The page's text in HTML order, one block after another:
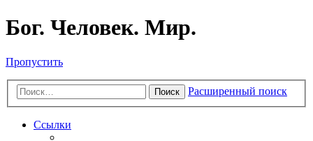
Бог. Человек. Мир.
Пропустить
Поиск Расширенный поиск
Ссылки